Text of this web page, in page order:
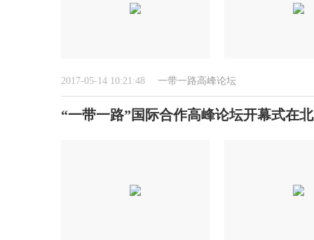
2017-05-14 10:21:48 一带一路高峰论坛
“一带一路”国际合作高峰论坛开幕式在